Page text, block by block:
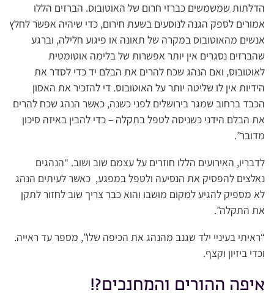
הדלתות שמשמשים כברזי חרום של האוטובוס. הברזים הללו
אמורים לספק הגנה לנוסעים בשעת חירום, כדי שיהיה אפשר לחלץ
אנשים מהאוטובוס במקרה של תאונה או פיגוע חלילה, וברגע
שהברזים נסגרים אין יותר אפשרות של בלימה אוטומטית
לאוטובוס, ואם הנהג שכח להרים את הבלם יד כדי לסדר את
הידיות אין לו שליטה יותר על האוטובוס. די להזכיר את האסון
הכבד ברחוב שמגר בירושלים לפני כשנה, כאשר הנהג שכח להרים
את הבלם הידני כשניסה לטפל בתקלה – כדי להבין באיזה סיכון
מדובר”.
לדבריו, האירועים הללו חוזרים על עצמם שוב ושוב. “הנהגים
נאלצים להפסיק את הנסיעה ולטפל במפגע, כאשר לעיתים הנהג
לא מספיק להגיע למקום מושבו והוא כבר צריך שוב לחזור לתקן
את התקלה”.
“ראיתי בעיניי ילד שגנב מהנהג את הכיפה שלו”, מספר עד ראייה.
וכדי ביזיון וקצף.
איפה ההורים והמחנכים?!